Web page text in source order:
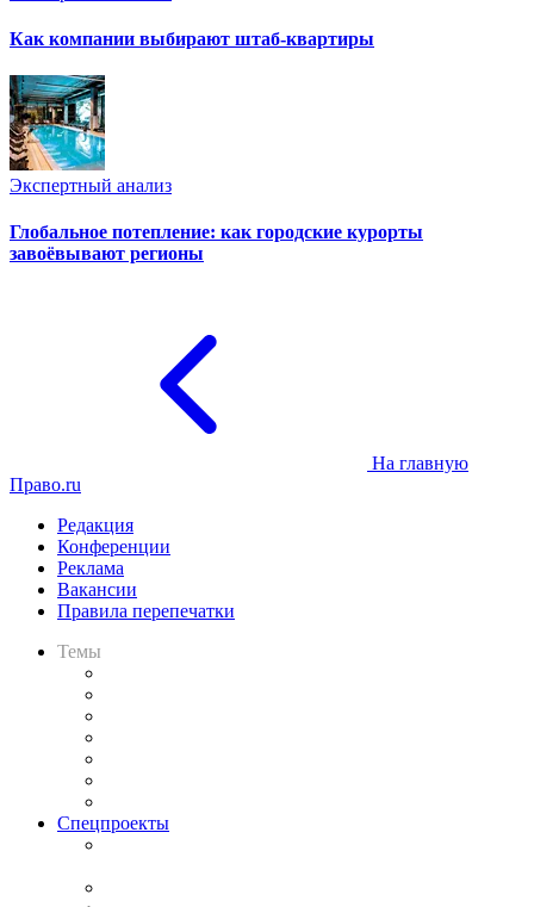
Как компании выбирают штаб-квартиры
Экспертный анализ
Глобальное потепление: как городские курорты
завоёвывают регионы
На главную
Право.ru
Редакция
Конференции
Реклама
Вакансии
Правила перепечатки
Темы
Спецпроекты